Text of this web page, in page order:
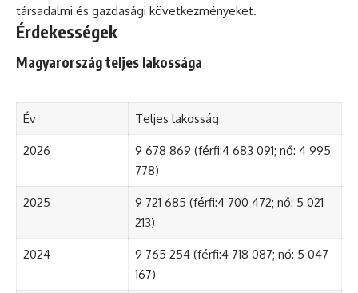
társadalmi és gazdasági következményeket.
Érdekességek
Magyarország teljes lakossága
Év Teljes lakosság
2026
9 678 869 (férfi:4 683 091; nő: 4 995
778)
2025
9 721 685 (férfi:4 700 472; nő: 5 021
213)
2024
9 765 254 (férfi:4 718 087; nő: 5 047
167)